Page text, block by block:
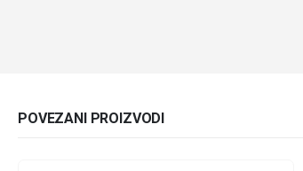
POVEZANI PROIZVODI